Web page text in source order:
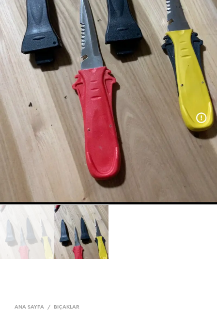
ANA SAYFA / BIÇAKLAR